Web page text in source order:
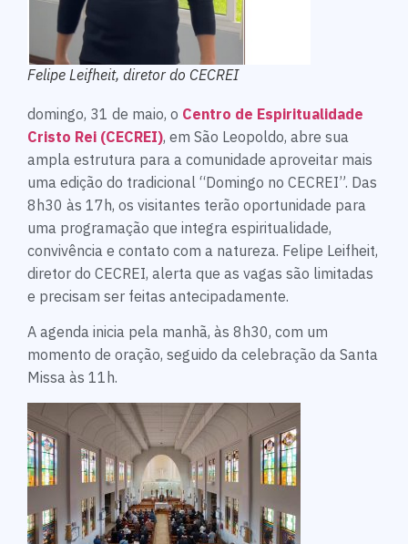
Felipe Leifheit, diretor do CECREI
domingo, 31 de maio, o Centro de Espiritualidade
Cristo Rei (CECREI), em São Leopoldo, abre sua
ampla estrutura para a comunidade aproveitar mais
uma edição do tradicional “Domingo no CECREI”. Das
8h30 às 17h, os visitantes terão oportunidade para
uma programação que integra espiritualidade,
convivência e contato com a natureza. Felipe Leifheit,
diretor do CECREI, alerta que as vagas são limitadas
e precisam ser feitas antecipadamente.
A agenda inicia pela manhã, às 8h30, com um
momento de oração, seguido da celebração da Santa
Missa às 11h.